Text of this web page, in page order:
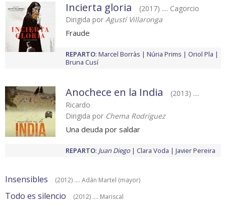
Incierta gloria
(2017) .... Cagorcio
Dirigida por Agustí Villaronga
Fraude
REPARTO: Marcel Borràs Núria Prims
Oriol Pla
Bruna Cusí
Anochece en la India
(2013) ....
Ricardo
Dirigida por Chema Rodríguez
Una deuda por saldar
REPARTO: Juan Diego Clara Voda Javier Pereira
Insensibles (2012) .... Adán Martel (mayor)
Todo es silencio (2012) .... Mariscal